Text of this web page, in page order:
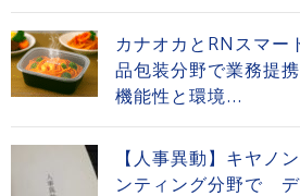
カナオカとRNスマ
品包装分野で業務提
機能性と環境...
【人事異動】キヤノ
ンティング分野で